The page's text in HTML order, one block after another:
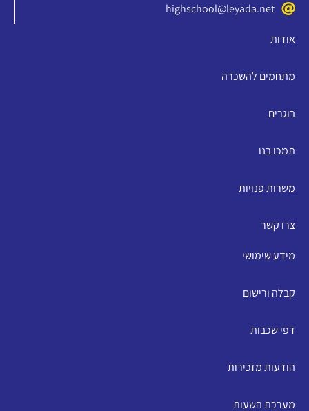
highschool@leyada.net
אודות
מתחמים להשכרה
בוגרים
תמכו בנו
משרות פנויות
צרו קשר
מידע שימושי
קבלה ורישום
דפי שכבות
הודעות מזכירות
מערכת השעות